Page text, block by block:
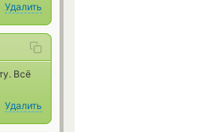
Удалить
Всё
Удалить